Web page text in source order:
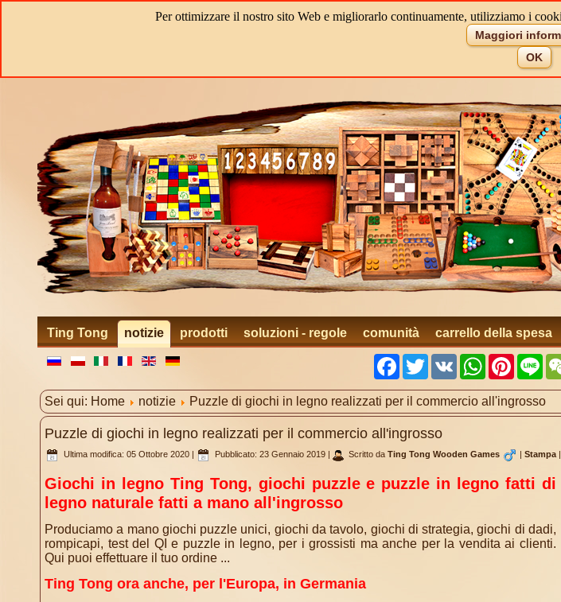
Per ottimizzare il nostro sito Web e migliorarlo continuamente, utilizziamo i
Maggiori
OK
Ting Tong notizie prodotti soluzioni - regole comunità carrello della spesa
Facebook
TwitterVK WhatsApp
Sei qui: Home notizie Puzzle di giochi in legno realizzati per il commercio all'ingrosso
Puzzle di giochi in legno realizzati per il commercio all'ingrosso
Ultima modifica: 05 Ottobre 2020 Pubblicato: 23 Gennaio 2019 Scritto da Ting Tong Wooden Games Stampa
Giochi in legno Ting Tong, giochi puzzle e puzzle in legno fatti di
legno naturale fatti a mano all'ingrosso
Produciamo a mano giochi puzzle unici, giochi da tavolo, giochi di strategia, giochi di dadi,
rompicapi, test del QI e puzzle in legno, per i grossisti ma anche per la vendita ai clienti.
Qui puoi effettuare il tuo ordine ...
Ting Tong ora anche, per l'Europa, in Germania